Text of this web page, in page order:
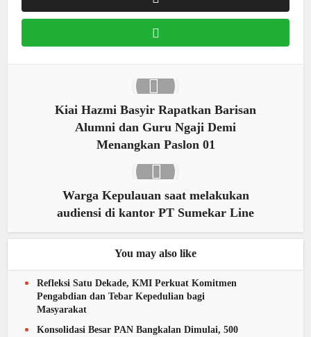
Kiai Hazmi Basyir Rapatkan Barisan
Alumni dan Guru Ngaji Demi
Menangkan Paslon 01
Warga Kepulauan saat melakukan
audiensi di kantor PT Sumekar Line
You may also like
Refleksi Satu Dekade, KMI Perkuat Komitmen
Pengabdian dan Tebar Kepedulian bagi
Masyarakat
Konsolidasi Besar PAN Bangkalan Dimulai, 500